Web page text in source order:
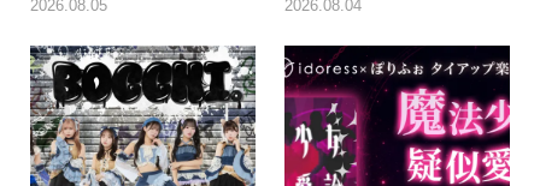
2026.08.05 2026.08.04